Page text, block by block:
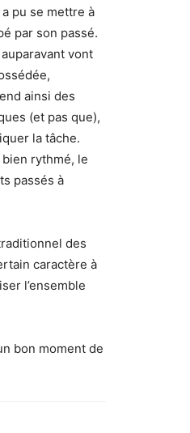
pu se mettre à
par son passé.
vont
ainsi des
(et pas que),
la tâche.
rythmé, le
passés à
des
caractère à
l’ensemble
bon moment de